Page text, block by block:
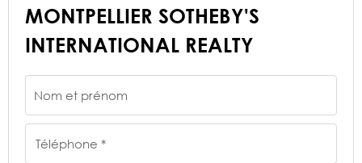
MONTPELLIER SOTHEBY'S
INTERNATIONAL REALTY
Nom et prénom
Téléphone *